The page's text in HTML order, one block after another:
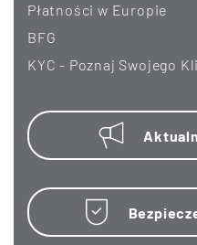
Płatności w Europie
BFG
KYC - Poznaj Swojego